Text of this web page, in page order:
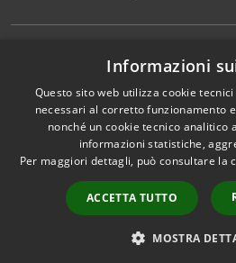
Accessibilità
Privacy
Mappa del sito
Area Riservata
Dipendenti
WebMail Dipendenti
Informazioni
Questo sito web utilizza cookie
necessari al corretto funzionamento
nonché un cookie tecnico analitico
informazioni statistiche,
Per maggiori dettagli, può consultare la
ACCETTA TUTTO
MOSTRA